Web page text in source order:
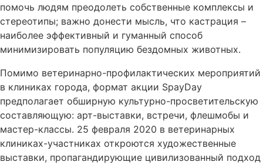
помочь людям преодолеть собственные комплексы и
стереотипы; важно донести мысль, что кастрация –
наиболее эффективный и гуманный способ
минимизировать популяцию бездомных животных.
Помимо ветеринарно-профилактических мероприятий
в клиниках города, формат акции SpayDay
предполагает обширную культурно-просветительскую
составляющую: арт-выставки, встречи, флешмобы и
мастер-классы. 25 февраля 2020 в ветеринарных
клиниках-участниках откроются художественные
выставки, пропагандирующие цивилизованный подход